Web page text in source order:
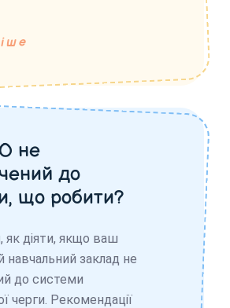
не
до
що робити?
як діяти, якщо ваш
навчальний заклад не
до системи
черги. Рекомендації